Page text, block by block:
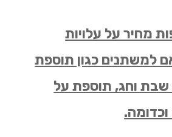
מחיר על עלויות
למשתנים כגון תוספת
שבת וחג, תוספת על